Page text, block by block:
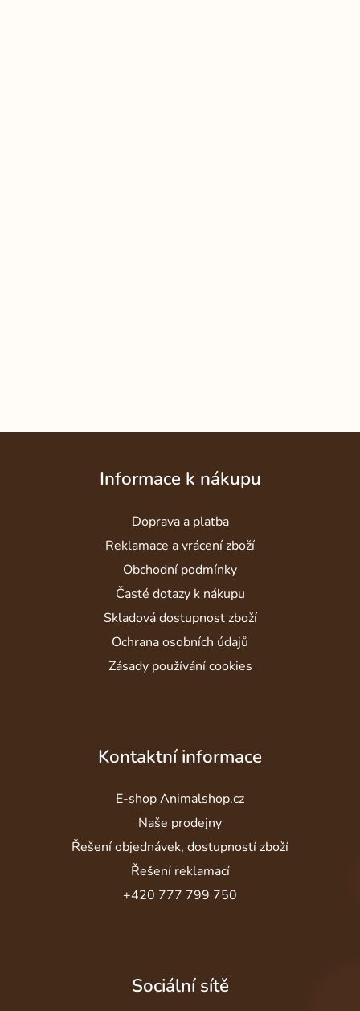
Informace k nákupu
Doprava a platba
Reklamace a vrácení zboží
Obchodní podmínky
Časté dotazy k nákupu
Skladová dostupnost zboží
Ochrana osobních údajů
Zásady používání cookies
Kontaktní informace
E-shop Animalshop.cz
Naše prodejny
Řešení objednávek, dostupností zboží
Řešení reklamací
+420 777 799 750
Sociální sítě